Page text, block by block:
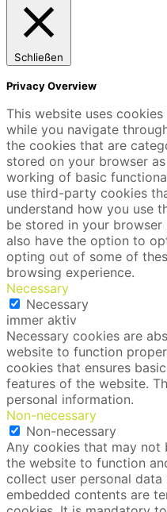
Schließen
Privacy Overview
This website uses
while you navigate
the cookies that are
stored on your browser
working of basic
use third-party cookies
understand how you use
be stored in your
also have the option to
opting out of some of
browsing experience.
Necessary
Necessary
immer aktiv
Necessary cookies are
website to function
cookies that ensures
features of the website.
personal information.
Non-necessary
Non-necessary
Any cookies that may not
the website to function
collect user personal
embedded contents are